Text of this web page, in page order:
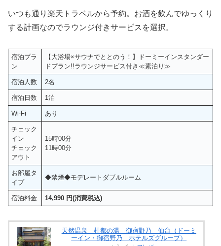
いつも通り楽天トラベルから予約。お酒を飲んでゆっくり
する計画なのでラウンジ付きサービスを選択。
宿泊プラ
ン
【大浴場×サウナでととのう！】ドーミーインスタンダー
ドプラン!!ラウンジサービス付き≪素泊り≫
宿泊人数 2名
宿泊日数 1泊
Wi-Fi あり
チェック
イン
チェック
アウト
15時00分
11時00分
お部屋タ
イプ
◆禁煙◆モデレートダブルルーム
宿泊料金 14,990 円(消費税込)
天然温泉 杜都の湯 御宿野乃 仙台（ドーミ
ーイン・御宿野乃 ホテルズグループ）